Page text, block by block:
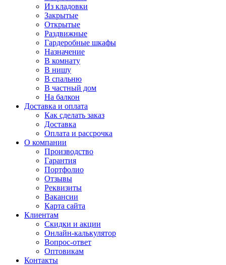
Из кладовки
Закрытые
Открытые
Раздвижные
Гардеробные шкафы
Назначение
В комнату
В нишу
В спальню
В частный дом
На балкон
Доставка и оплата
Как сделать заказ
Доставка
Оплата и рассрочка
О компании
Производство
Гарантия
Портфолио
Отзывы
Реквизиты
Вакансии
Карта сайта
Клиентам
Скидки и акции
Онлайн-калькулятор
Вопрос-ответ
Оптовикам
Контакты